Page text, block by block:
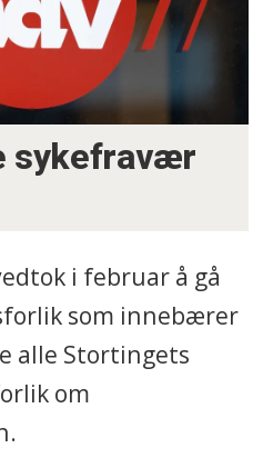
sykefravær
i februar å gå
som innebærer
alle Stortingets
om